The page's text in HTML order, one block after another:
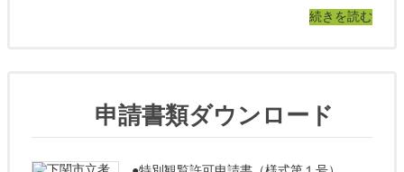
続きを読む
申請書類ダウンロード